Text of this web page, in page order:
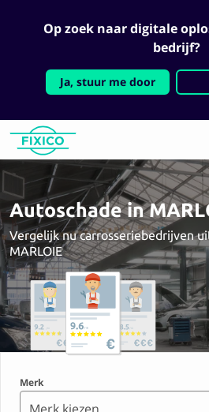
Op zoek naar digitale
bedrijf?
Ja, stuur me door
Autoschade in
Vergelijk nu carrosseriebedrijven
MARLOIE
Merk
Merk kiezen